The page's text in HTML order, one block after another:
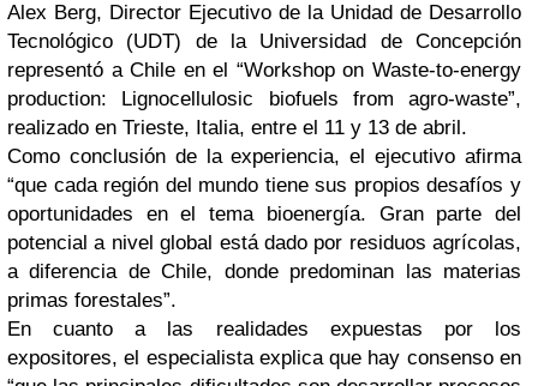
Alex Berg, Director Ejecutivo de la Unidad de Desarrollo
Tecnológico (UDT) de la Universidad de Concepción
representó a Chile en el “Workshop on Waste-to-energy
production: Lignocellulosic biofuels from agro-waste”,
realizado en Trieste, Italia, entre el 11 y 13 de abril.
Como conclusión de la experiencia, el ejecutivo afirma
“que cada región del mundo tiene sus propios desafíos y
oportunidades en el tema bioenergía. Gran parte del
potencial a nivel global está dado por residuos agrícolas,
a diferencia de Chile, donde predominan las materias
primas forestales”.
En cuanto a las realidades expuestas por los
expositores, el especialista explica que hay consenso en